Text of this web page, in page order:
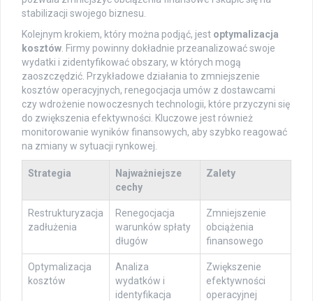
stabilizacji swojego biznesu.
Kolejnym krokiem, który można podjąć, jest optymalizacja
kosztów. Firmy powinny dokładnie przeanalizować swoje
wydatki i zidentyfikować obszary, w których mogą
zaoszczędzić. Przykładowe działania to zmniejszenie
kosztów operacyjnych, renegocjacja umów z dostawcami
czy wdrożenie nowoczesnych technologii, które przyczyni się
do zwiększenia efektywności. Kluczowe jest również
monitorowanie wyników finansowych, aby szybko reagować
na zmiany w sytuacji rynkowej.
Strategia
Najważniejsze
cechy
Zalety
Restrukturyzacja
zadłużenia
Renegocjacja
warunków spłaty
długów
Zmniejszenie
obciążenia
finansowego
Optymalizacja
kosztów
Analiza
wydatków i
identyfikacja
Zwiększenie
efektywności
operacyjnej